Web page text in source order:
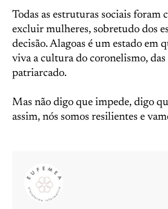
Todas as estruturas sociais foram
excluir mulheres, sobretudo dos
decisão. Alagoas é um estado em
viva a cultura do coronelismo,
patriarcado.
Mas não digo que impede, digo
assim, nós somos resilientes e